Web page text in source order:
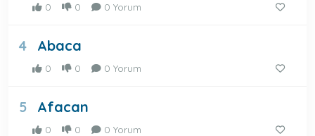
0 0 0 Yorum
4 Abaca
0 0 0 Yorum
5 Afacan
0 0 0 Yorum